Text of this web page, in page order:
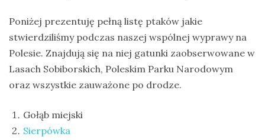
Poniżej prezentuję pełną listę ptaków jakie
stwierdziliśmy podczas naszej wspólnej wyprawy na
Polesie. Znajdują się na niej gatunki zaobserwowane w
Lasach Sobiborskich, Poleskim Parku Narodowym
oraz wszystkie zauważone po drodze.
Gołąb miejski
Sierpówka